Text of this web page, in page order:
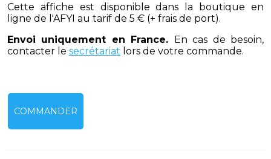
Cette affiche est disponible dans la boutique en
ligne de l'AFYI au tarif de 5 € (+ frais de port).
Envoi uniquement en France. En cas de besoin,
contacter le secrétariat lors de votre commande.
COMMANDER